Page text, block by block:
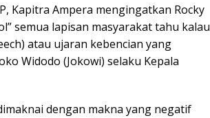
Kapitra Ampera mengingatkan Rocky
semua lapisan masyarakat tahu kalau
atau ujaran kebencian yang
Widodo (Jokowi) selaku Kepala
dengan makna yang negatif